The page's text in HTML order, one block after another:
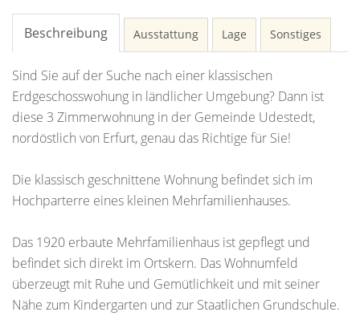
Beschreibung Ausstattung Lage Sonstiges
Sind Sie auf der Suche nach einer klassischen
Erdgeschosswohung in ländlicher Umgebung? Dann ist
diese 3 Zimmerwohnung in der Gemeinde Udestedt,
nordöstlich von Erfurt, genau das Richtige für Sie!
Die klassisch geschnittene Wohnung befindet sich im
Hochparterre eines kleinen Mehrfamilienhauses.
Das 1920 erbaute Mehrfamilienhaus ist gepflegt und
befindet sich direkt im Ortskern. Das Wohnumfeld
überzeugt mit Ruhe und Gemütlichkeit und mit seiner
Nähe zum Kindergarten und zur Staatlichen Grundschule.